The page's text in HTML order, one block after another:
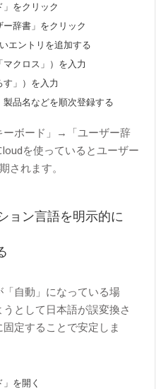
」をクリック
ー辞書」をクリック
エントリを追加する
マクロス」）を入力
す」）を入力
品名などを順次登録する
ボード」→「ユーザー辞
を使っているとユーザー
されます。
ョン言語を明示的に
自動」になっている場
として日本語が誤変換さ
定することで安定しま
を開く